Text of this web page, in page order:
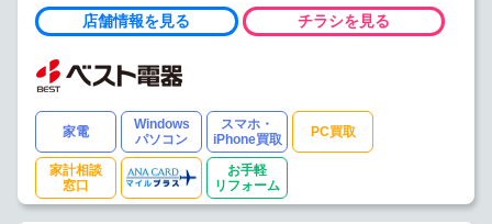
店舗情報を見る チラシを見る
家電
Windows
パソコン
スマホ・
iPhone買取
PC買取
家計相談
窓口
お手軽
リフォーム